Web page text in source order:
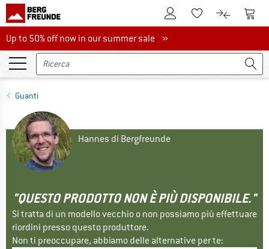
Al conto clienteAlla lista
Al Al
Up to 50% off now in our summer sale
Up to 50% off now in our summer sale »
Guanti
Hannes di Bergfreunde
"QUESTO PRODOTTO NON È PIÙ DISPONIBILE."
Si tratta di un modello vecchio o non possiamo più effettuare
riordini presso questo produttore.
Non ti preoccupare, abbiamo delle alternative per te: